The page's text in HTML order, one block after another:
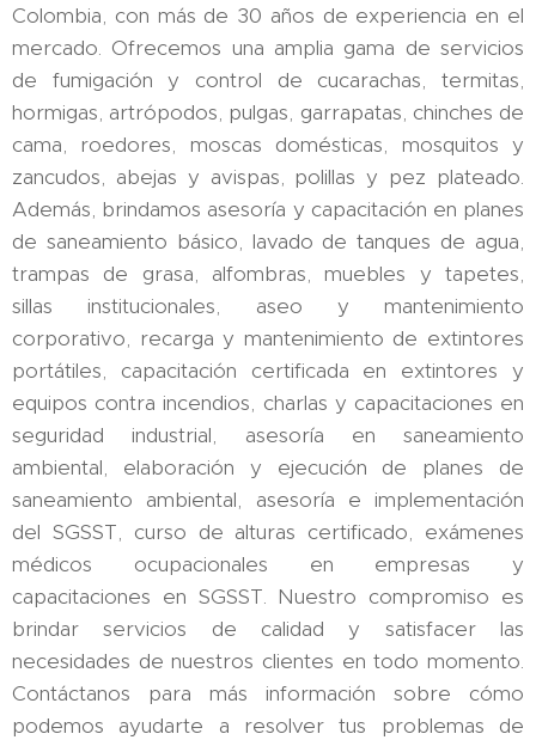
Colombia, con más de 30 años de experiencia en el
mercado. Ofrecemos una amplia gama de servicios
de fumigación y control de cucarachas, termitas,
hormigas, artrópodos, pulgas, garrapatas, chinches de
cama, roedores, moscas domésticas, mosquitos y
zancudos, abejas y avispas, polillas y pez plateado.
Además, brindamos asesoría y capacitación en planes
de saneamiento básico, lavado de tanques de agua,
trampas de grasa, alfombras, muebles y tapetes,
sillas institucionales, aseo y mantenimiento
corporativo, recarga y mantenimiento de extintores
portátiles, capacitación certificada en extintores y
equipos contra incendios, charlas y capacitaciones en
seguridad industrial, asesoría en saneamiento
ambiental, elaboración y ejecución de planes de
saneamiento ambiental, asesoría e implementación
del SGSST, curso de alturas certificado, exámenes
médicos ocupacionales en empresas y
capacitaciones en SGSST. Nuestro compromiso es
brindar servicios de calidad y satisfacer las
necesidades de nuestros clientes en todo momento.
Contáctanos para más información sobre cómo
podemos ayudarte a resolver tus problemas de